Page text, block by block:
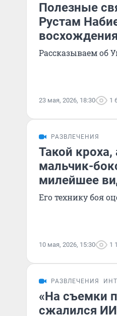
Полезные
Рустам
Рассказываем об
23 мая, 2026, 18:30 1
РАЗВЛЕЧЕНИЯ
Такой кроха,
мальчик-
милейшее
Его технику боя
10 мая, 2026, 15:30 1
РАЗВЛЕЧЕНИЯ
«На съемки
сжалился